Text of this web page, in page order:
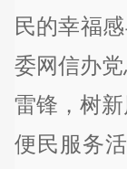
民的幸福
委网信办
雷锋，树
便民服务